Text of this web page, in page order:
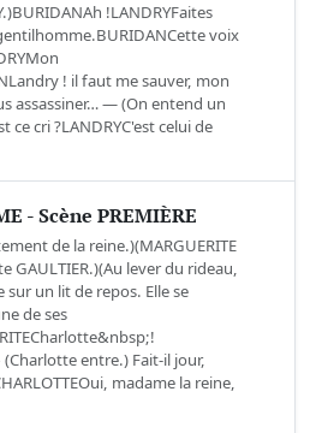
!LANDRYFaites
voix
! il faut me sauver, mon
assassiner… — (On entend un
ce cri ?LANDRYC'est celui de
- Scène PREMIÈRE
de la reine.)(MARGUERITE
GAULTIER.)(Au lever du rideau,
sur un lit de repos. Elle se
de ses
entre.) Fait-il jour,
madame la reine,